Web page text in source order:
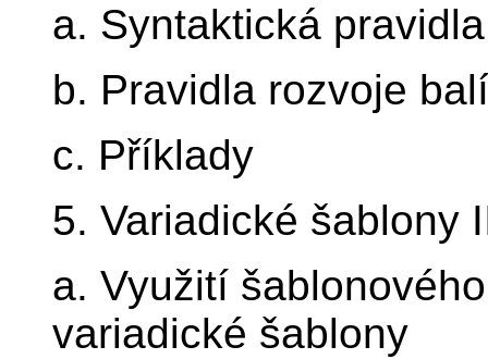
a. Syntaktická
b. Pravidla rozvoje
c. Příklady
5. Variadické šablony
a. Využití
variadické šablony